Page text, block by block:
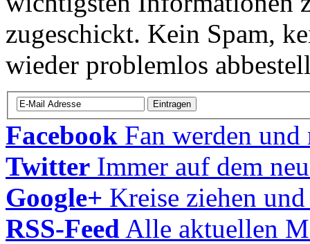
zugeschickt. Kein Spam,
wieder problemlos
Facebook Fan werden
Twitter Immer auf dem
Google+ Kreise ziehen
RSS-Feed Alle aktuellen